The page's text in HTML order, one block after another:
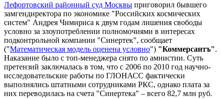
Лефортовский районный суд Москвы приговорил бывшего
замгендиректора по экономике "Российских космических
систем" Андрея Чимириса к двум годам лишения свободы
условно за злоупотреблении полномочиями в интересах
подконтрольной компании "Синертек", сообщает
("Математическая модель оценена условно") "Коммерсантъ".
Наказание было с топ-менеджера снято по амнистии. Суть
претензий заключалась в том, что с 2006 по 2010 год научно-
исследовательские работы по ГЛОНАСС фактически
выполнялись штатными сотрудниками РКС, однако плата за
них переводилась на счета "Синертека" – всего 82,7 млн руб.